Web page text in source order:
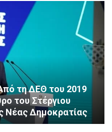
1.500
πυροσβέστες στα
ΝΔ και τη 2η